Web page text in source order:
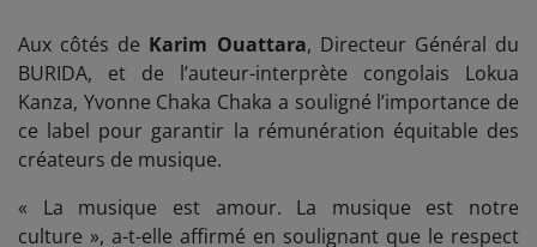
Aux côtés de Karim Ouattara, Directeur Général du
BURIDA, et de l’auteur-interprète congolais Lokua
Kanza, Yvonne Chaka Chaka a souligné l’importance de
ce label pour garantir la rémunération équitable des
créateurs de musique.
« La musique est amour. La musique est notre
culture », a-t-elle affirmé en soulignant que le respect